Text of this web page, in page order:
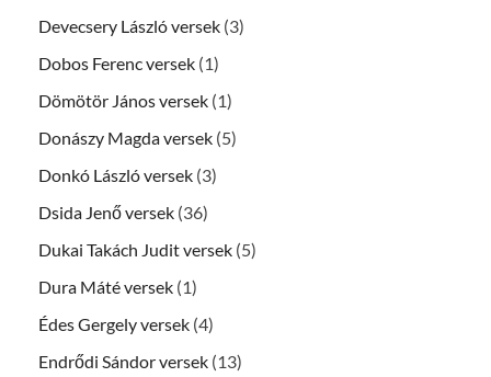
Devecsery László versek (3)
Dobos Ferenc versek (1)
Dömötör János versek (1)
Donászy Magda versek (5)
Donkó László versek (3)
Dsida Jenő versek (36)
Dukai Takách Judit versek (5)
Dura Máté versek (1)
Édes Gergely versek (4)
Endrődi Sándor versek (13)